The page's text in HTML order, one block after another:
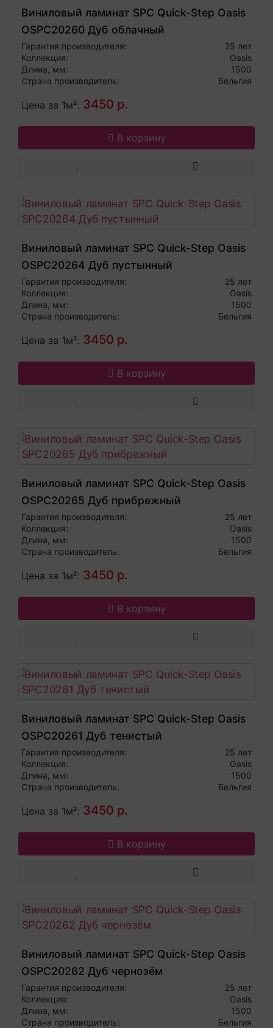
Виниловый ламинат SPC Quick-Step Oasis
OSPC20260 Дуб облачный
Гарантия производителя:
25 лет
Коллекция:
Oasis
Длина, мм:
1500
Страна производитель:
Бельгия
Цена за 1м²: 3450 р.
В корзину
Виниловый ламинат SPC Quick-Step Oasis
OSPC20264 Дуб пустынный
Гарантия производителя:
25 лет
Коллекция:
Oasis
Длина, мм:
1500
Страна производитель:
Бельгия
Цена за 1м²: 3450 р.
В корзину
Виниловый ламинат SPC Quick-Step Oasis
OSPC20265 Дуб прибрежный
Гарантия производителя:
25 лет
Коллекция:
Oasis
Длина, мм:
1500
Страна производитель:
Бельгия
Цена за 1м²: 3450 р.
В корзину
Виниловый ламинат SPC Quick-Step Oasis
OSPC20261 Дуб тенистый
Гарантия производителя:
25 лет
Коллекция:
Oasis
Длина, мм:
1500
Страна производитель:
Бельгия
Цена за 1м²: 3450 р.
В корзину
Виниловый ламинат SPC Quick-Step Oasis
OSPC20262 Дуб чернозём
Гарантия производителя:
25 лет
Коллекция:
Oasis
Длина, мм:
1500
Страна производитель:
Бельгия